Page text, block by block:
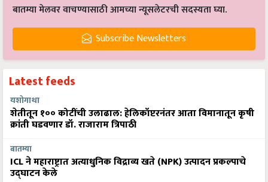
बातम्या मेलवर वाचण्यासाठी आमच्या न्यूसलेटरची सदस्यता घ्या.
Subscribe Newsletters
Latest feeds
यशोगाथा
शेतीतून १०० कोटींची उलाढाल: हेलिकॉप्टरनंतर आता विमानातून कृषी
क्रांती घडवणार डॉ. राजाराम त्रिपाठी
बातम्या
ICL ने महाराष्ट्रात अत्याधुनिक विद्राव्य खते (NPK) उत्पादन प्रकल्पाचे
उद्घाटन केले